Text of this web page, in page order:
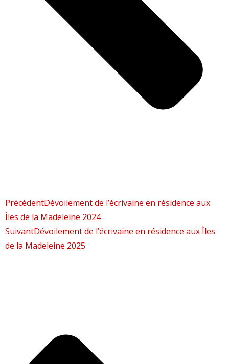
PrécédentDévoilement de l’écrivaine en résidence aux
Îles de la Madeleine 2024
SuivantDévoilement de l’écrivaine en résidence aux Îles
de la Madeleine 2025